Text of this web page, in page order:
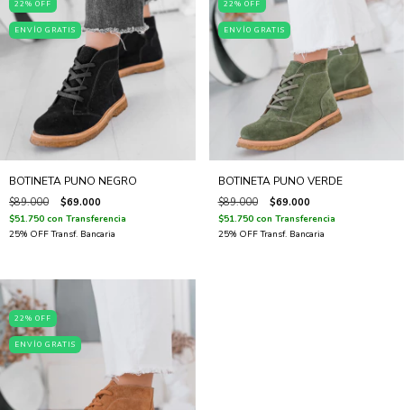
22% OFF
ENVÍO GRATIS
BOTINETA PUNO NEGRO
$89.000 $69.000
$51.750 con Transferencia
22% OFF
ENVÍO GRATIS
BOTINETA PUNO VERDE
$89.000 $69.000
$51.750 con Transferencia
22% OFF
ENVÍO GRATIS